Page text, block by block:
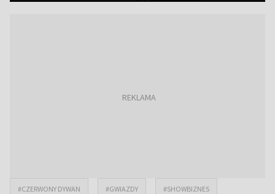
#CZERWONY DYWAN #GWIAZDY #SHOWBIZNES